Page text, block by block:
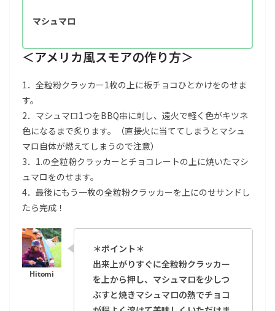
マシュマロ
＜アメリカ風スモアの作り方＞
1．全粒粉クラッカー1枚の上に板チョコひとかけをのせま
す。
2．マシュマロ1つをBBQ串に刺し、遠火で軽く色がキツネ
色になるまで炙ります。（直接火に当ててしまうとマシュ
マロ自体が燃えてしまうので注意）
3．1.の全粒粉クラッカーとチョコレートの上に焼いたマシ
ュマロをのせます。
4．最後にもう一枚の全粒粉クラッカーを上にのせサンドし
たら完成！
＊ポイント＊
出来上がりすぐに全粒粉クラッカー
を上から押し、マシュマロを少しつ
ぶすと焼きマシュマロの熱でチョコ